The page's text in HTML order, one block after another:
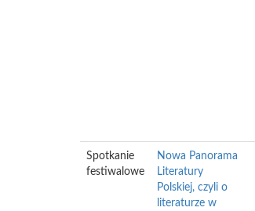
Spotkanie
festiwalowe
Nowa Panorama
Literatury
Polskiej, czyli o
literaturze w